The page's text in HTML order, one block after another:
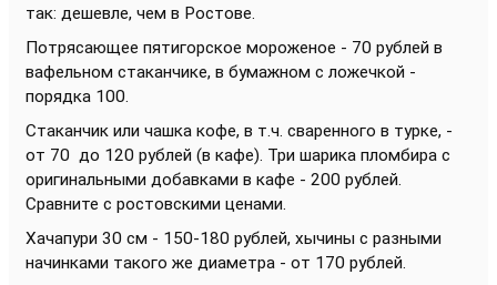
так: дешевле, чем в Ростове.
Потрясающее пятигорское мороженое - 70 рублей в
вафельном стаканчике, в бумажном с ложечкой -
порядка 100.
Стаканчик или чашка кофе, в т.ч. сваренного в турке, -
от 70 до 120 рублей (в кафе). Три шарика пломбира с
оригинальными добавками в кафе - 200 рублей.
Сравните с ростовскими ценами.
Хачапури 30 см - 150-180 рублей, хычины с разными
начинками такого же диаметра - от 170 рублей.